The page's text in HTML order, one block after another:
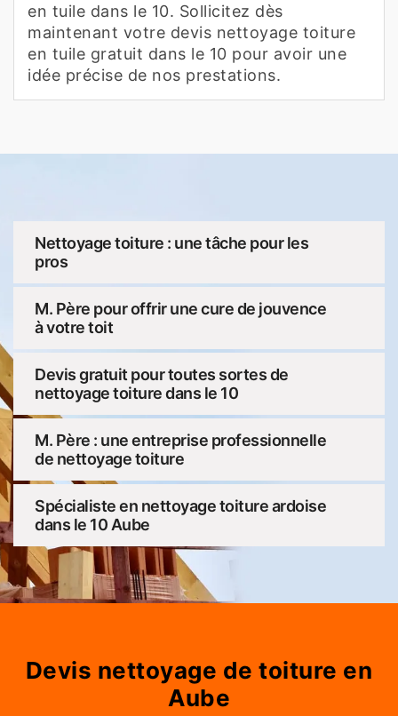
en tuile dans le 10. Sollicitez dès
maintenant votre devis nettoyage toiture
en tuile gratuit dans le 10 pour avoir une
idée précise de nos prestations.
Nettoyage toiture : une tâche pour les
pros
M. Père pour offrir une cure de jouvence
à votre toit
Devis gratuit pour toutes sortes de
nettoyage toiture dans le 10
M. Père : une entreprise professionnelle
de nettoyage toiture
Spécialiste en nettoyage toiture ardoise
dans le 10 Aube
Devis nettoyage de toiture en
Aube